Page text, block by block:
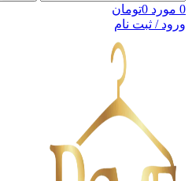
0 مورد 0تومان
ورود / ثبت نام